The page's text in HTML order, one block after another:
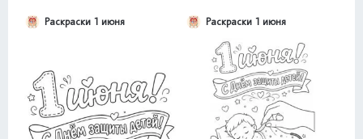
Раскраски 1 июня Раскраски 1 июня